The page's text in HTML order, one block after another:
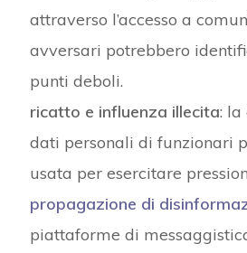
attraverso l’accesso a
avversari potrebbero
punti deboli.
ricatto e influenza illecita: la
dati personali di funzionari
usata per esercitare
propagazione di
piattaforme di